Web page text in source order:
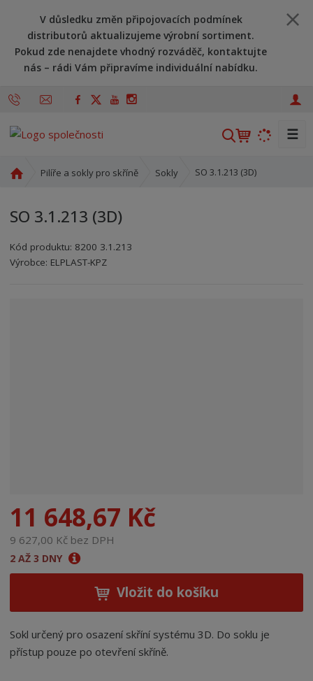
V důsledku změn připojovacích podmínek
distributorů aktualizujeme výrobní sortiment.
Pokud zde nenajdete vhodný rozváděč, kontaktujte
nás – rádi Vám připravíme individuální nabídku.
V
h
☰
d
í
s
Pilíře a sokly pro skříně Sokly SO 3.1.213 (3D)
SO 3.1.213 (3D)
Kód produktu: 8200 3.1.213
Kód výrobce: 8595208606441
Kód dodavatele:8595208606441
Výrobce: ELPLAST-KPZ
11 648,67 Kč
9 627,00 Kč bez DPH
2 AŽ 3 DNY
Vložit do košíku
Sokl určený pro osazení skříní systému 3D. Do soklu je
přístup pouze po otevření skříně.